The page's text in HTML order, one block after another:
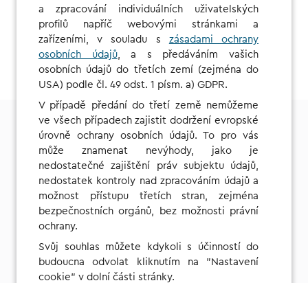
OBJEVTE SVÉ VÝHODY
Hledat nabíjecí body
a zpracování individuálních uživatelských
profilů napříč webovými stránkami a
zařízeními, v souladu s zásadami ochrany
osobních údajů, a s předáváním vašich
osobních údajů do třetích zemí (zejména do
USA) podle čl. 49 odst. 1 písm. a) GDPR.
V případě předání do třetí země nemůžeme
ve všech případech zajistit dodržení evropské
úrovně ochrany osobních údajů. To pro vás
může znamenat nevýhody, jako je
nedostatečné zajištění práv subjektu údajů,
nedostatek kontroly nad zpracováním údajů a
možnost přístupu třetích stran, zejména
bezpečnostních orgánů, bez možnosti právní
ochrany.
Svůj souhlas můžete kdykoli s účinností do
budoucna odvolat kliknutím na "Nastavení
cookie" v dolní části stránky.